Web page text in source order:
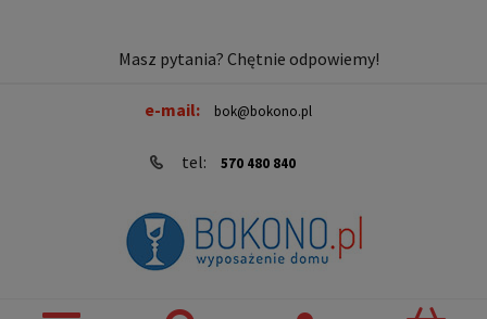
Masz pytania? Chętnie odpowiemy!
e-mail: bok@bokono.pl
tel: 570 480 840